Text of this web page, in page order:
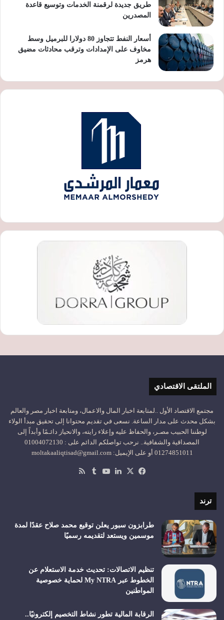
طريق جديدة لرقمنة الخدمات وتوسيع قاعدة
المصدرين
أسعار النفط تتجاوز 80 دولارا للبرميل وسط
مخاوف على الإمدادات وترقب محادثات مضيق
هرمز
الملتقى الاقتصادي
مجتمع الاقتصاد الأول ..لمتابعة اخبار المال والاعمال، ومتابعة اخبار مصر والعالم
بشكل محدث على مدار الساعة. نسعى في تقديم محتوانا إلى تحقيق مبدأ الولاء
لوطننا الحبيب مصـر، والحفاظ عليه وإعلاء رايته، والانحياز دائـمًا وأبداً إلى
المصداقية والشفافية.. نرحب تواصلكم الدائم على : 01004072130
01274851011 أو على الإيميل: moltakaaliqtisad@gmail.com
فيسبوك
‫X لينكدإن‫YouTube
ترند
طرابزون سبور يعلن توقيع محمد صلاح عقدًا لمدة
موسمين ويستعد لتقديمه رسميًا
تنظيم الاتصالات: تحديث خدمة الاستعلام عن
الخطوط عبر My NTRA لحماية خصوصية
المواطنين
الرقابة المالية تطور نشاط التخصيم إلكترونيًا..